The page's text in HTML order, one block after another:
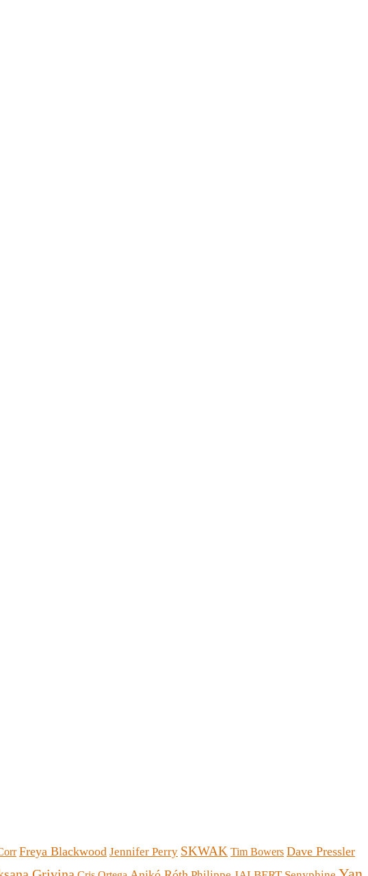
Freya Blackwood Jennifer Perry SKWAK Tim Bowers Dave Pressler